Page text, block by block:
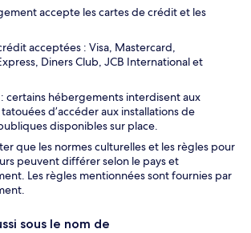
accepte les cartes de crédit et les
acceptées : Visa, Mastercard,
Diners Club, JCB International et
certains hébergements interdisent aux
d’accéder aux installations de
disponibles sur place.
que les normes culturelles et les règles pour
peuvent différer selon le pays et
Les règles mentionnées sont fournies par
sous le nom de